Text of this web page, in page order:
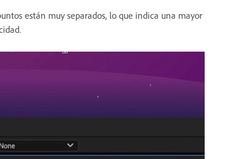
están muy separados, lo que indica una mayor